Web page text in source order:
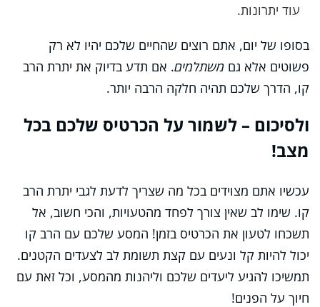
עוד יתרונות.
בסופו של יום, אתם רוצים שהחיים שלכם יהיו לא רק
פשוטים אלא גם משתלמים. אם תדע בדיוק את יתרת הרב
קו, הדרך שלכם תהיה חלקה הרבה יותר.
ולסיכום – לשמור על הכרטיס שלכם בכל
מצב!
עכשיו אתם מצוידים בכל מה שצריך לדעת לגבי יתרת הרב
קו. שימו לב שאין צורך לפחד מהטעויות, והכי חשוב, אל
תשכחו לטעון את הכרטיס בזמן! המסע שלכם עם הרב קו
יכול להיות קל ונעים עם קצת תשומת לב לצעדים הקטנים.
תמשיכו להגיע ליעדים שלכם וליהנות מהמסע, וכל זאת עם
חיוך על הפנים!